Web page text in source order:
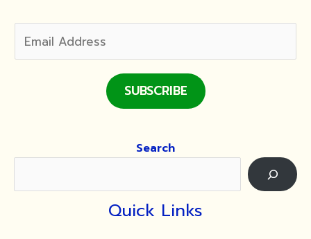
SUBSCRIBE
Search
Quick Links